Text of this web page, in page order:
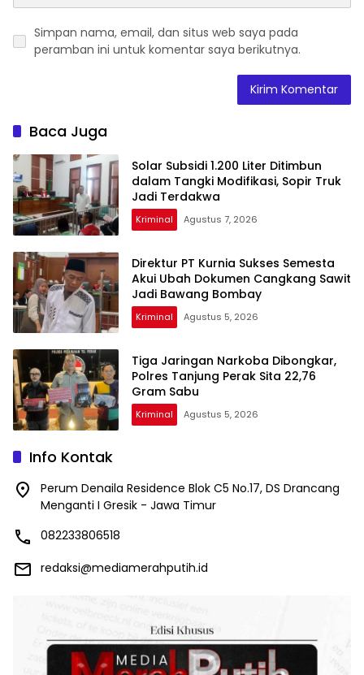
Simpan nama, email, dan situs web saya pada
peramban ini untuk komentar saya berikutnya.
Baca Juga
Solar Subsidi 1.200 Liter Ditimbun
dalam Tangki Modifikasi, Sopir Truk
Jadi Terdakwa
Kriminal Agustus 7, 2026
Direktur PT Kurnia Sukses Semesta
Akui Ubah Dokumen Cangkang Sawit
Jadi Bawang Bombay
Kriminal Agustus 5, 2026
Tiga Jaringan Narkoba Dibongkar,
Polres Tanjung Perak Sita 22,76
Gram Sabu
Kriminal Agustus 5, 2026
Info Kontak
Perum Denaila Residence Blok C5 No.17, DS Drancang
Menganti I Gresik - Jawa Timur
082233806518
redaksi@mediamerahputih.id